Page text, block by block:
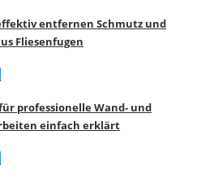
entfernen Schmutz und
Fliesenfugen
professionelle Wand- und
einfach erklärt